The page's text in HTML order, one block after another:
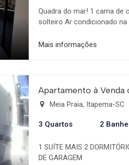
Quadra do mar! 1 cama de
solteiro Ar condicionado
Mais informações
Apartamento à Venda
Meia Praia, Itapema-SC
3 Quartos 2
1 SUÍTE MAIS 2
DE GARAGEM